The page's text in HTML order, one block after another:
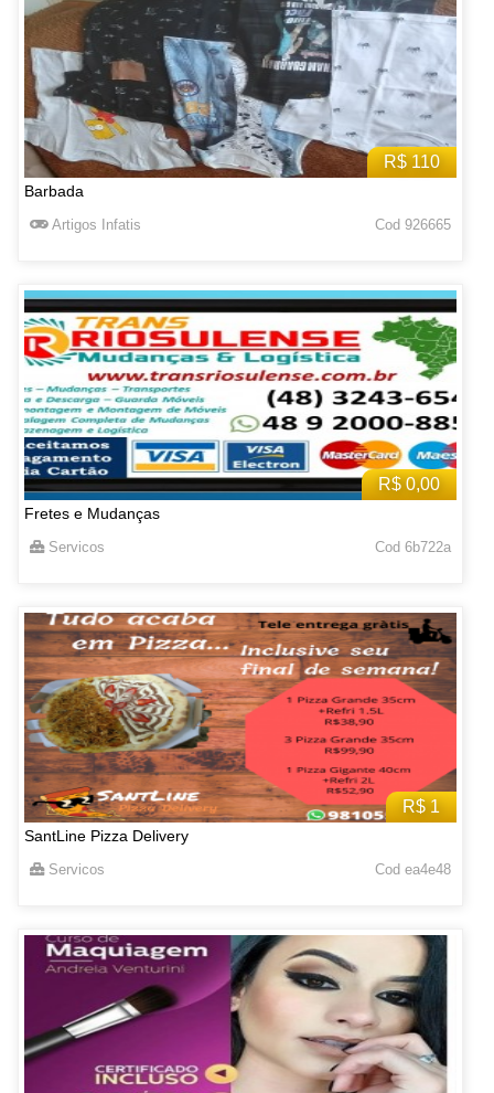
R$ 110
Barbada
Artigos Infatis Cod 926665
R$ 0,00
Fretes e Mudanças
Servicos Cod 6b722a
R$ 1
SantLine Pizza Delivery
Servicos Cod ea4e48